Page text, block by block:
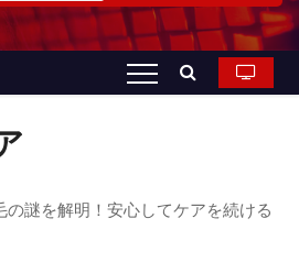
の謎を解明！安心してケアを続ける